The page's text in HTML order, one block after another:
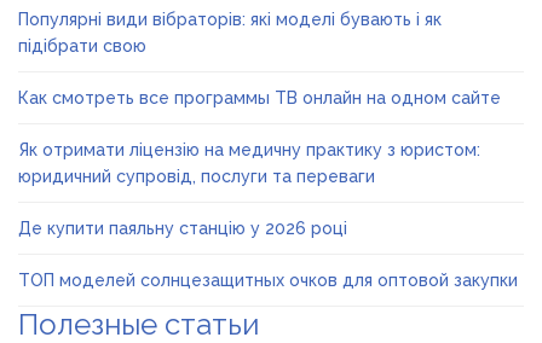
Популярні види вібраторів: які моделі бувають і як
підібрати свою
Как смотреть все программы ТВ онлайн на одном сайте
Як отримати ліцензію на медичну практику з юристом:
юридичний супровід, послуги та переваги
Де купити паяльну станцію у 2026 році
ТОП моделей солнцезащитных очков для оптовой закупки
Полезные статьи